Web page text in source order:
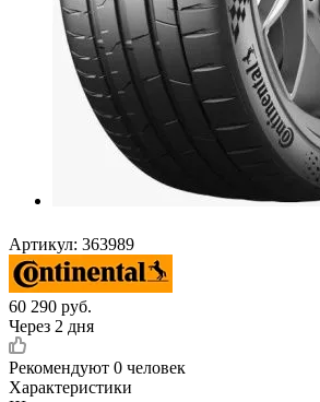
Артикул: 363989
60 290 руб.
Через 2 дня
Рекомендуют 0 человек
Характеристики